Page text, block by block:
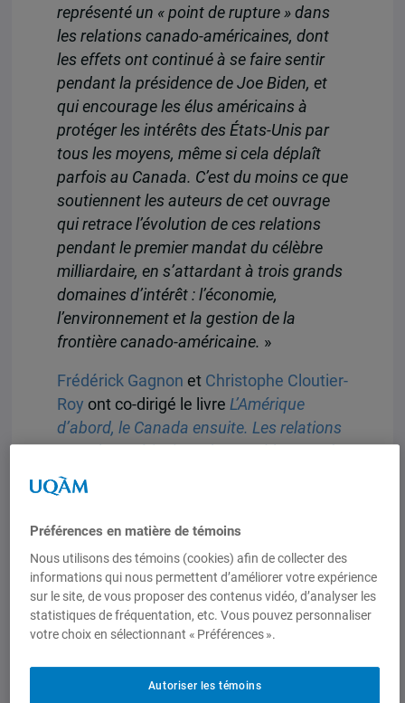
représenté un « point de rupture » dans
les relations canado-américaines, dont
les effets ont continué à se faire sentir
pendant la présidence de Joe Biden, et
qui encourage les élus américains à
protéger les intérêts des États-Unis par
tous les moyens, même si cela déplaît
parfois au Canada. C’est du moins ce que
soutiennent les auteurs de cet ouvrage
qui retrace l’évolution de ces relations
pendant le premier mandat du célèbre
milliardaire, en s’attardant à trois grands
domaines d’intérêt : l’économie,
l’environnement et la gestion de la
frontière canado-américaine. »
Frédérick Gagnon et Christophe Cloutier-
Roy ont co-dirigé le livre L’Amérique
d’abord, le Canada ensuite. Les relations
Joe Biden
l’Université de Montréal. Ils y signent
des chapitres, de même que Frédérique
Ventura, Gabriel Lévesque, Julie-Pier
Nadeau, Victor Bardou-
Bourgeois, Andréanne
Bissonnette et Mathilde Bourgeon.
Pour souligner cette parution, la Chaire
Préférences en matière de témoins
Nous utilisons des témoins (cookies) afin de collecter des
informations qui nous permettent d’améliorer votre expérience
sur le site, de vous proposer des contenus vidéo, d’analyser les
statistiques de fréquentation, etc. Vous pouvez personnaliser
votre choix en sélectionnant « Préférences ».
Autoriser les témoins